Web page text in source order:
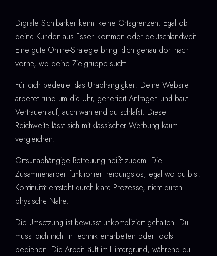
Digitale Sichtbarkeit kennt keine Ortsgrenzen. Egal ob
deine Kunden aus Essen kommen oder deutschlandweit:
Eine gute Online-Strategie bringt dich genau dort nach
vorne, wo deine Zielgruppe sucht.
Für dich bedeutet das Unabhängigkeit. Deine Website
arbeitet rund um die Uhr, generiert Anfragen und baut
Vertrauen auf, auch während du schläfst. Diese
Reichweite lässt sich mit klassischer Werbung kaum
vergleichen.
Ortsunabhängige Betreuung heißt zudem: Die
Zusammenarbeit funktioniert reibungslos, egal wo du bist.
Kontinuität entsteht durch klare Prozesse, nicht durch
physische Nähe.
Die Umsetzung ist bewusst unkompliziert gehalten. Du
musst dich nicht in Technik einarbeiten oder Tools
bedienen. Die Arbeit läuft im Hintergrund, während du